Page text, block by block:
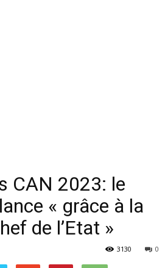
CAN 2023: le
« grâce à la
de l’Etat »
0
3130